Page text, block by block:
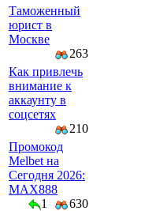
Таможенный
юрист в
Москве
263
Как привлечь
внимание к
аккаунту в
соцсетях
210
Промокод
Melbet на
Сегодня 2026:
MAX888
1
630